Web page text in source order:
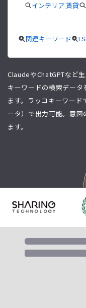
インテリア 賃貸
関連キーワード
ClaudeやChatGPTなど
キーワードの検索デー
ます。ラッコキーワー
ータ）で出力可能。意
ます。